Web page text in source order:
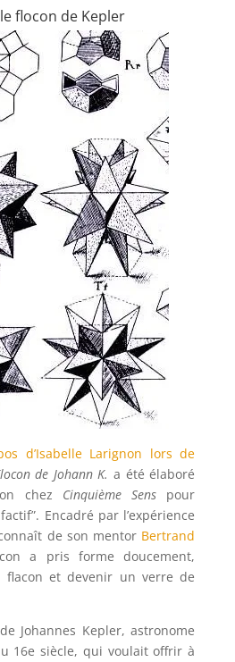
flocon de Kepler
d’Isabelle Larignon lors de
de Johann K. a été élaboré
chez Cinquième Sens pour
Encadré par l’expérience
de son mentor Bertrand
a pris forme doucement,
flacon et devenir un verre de
Johannes Kepler, astronome
16e siècle, qui voulait offrir à